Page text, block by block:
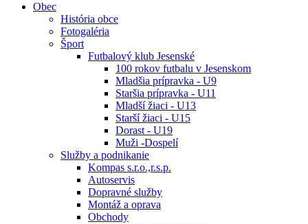
Obec
História obce
Fotogaléria
Šport
Futbalový klub Jesenské
100 rokov futbalu v Jesenskom
Mladšia prípravka - U9
Staršia prípravka - U11
Mladší žiaci - U13
Starší žiaci - U15
Dorast - U19
Muži -Dospelí
Služby a podnikanie
Kompas s.r.o.,r.s.p.
Autoservis
Dopravné služby
Montáž a oprava
Obchody